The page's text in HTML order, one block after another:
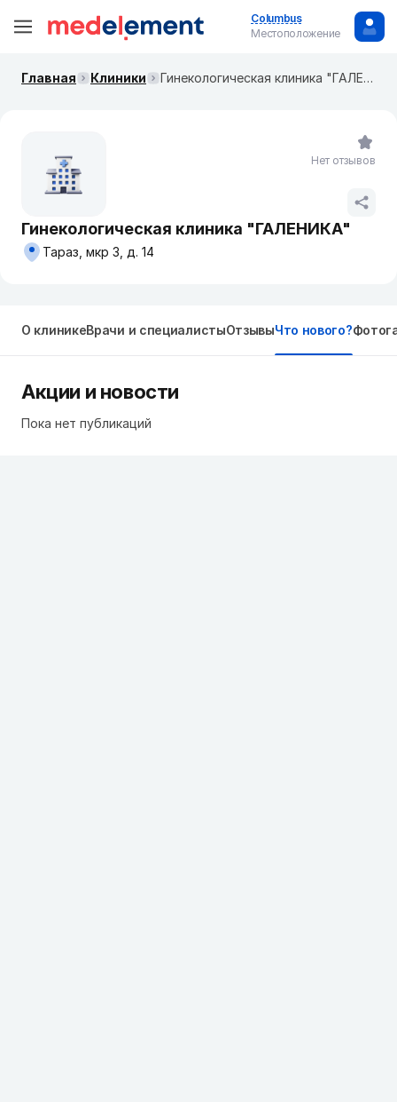
Columbus
Местоположение
Главная Клиники Гинекологическая клиника "ГАЛЕНИКА"
Гинекологическая клиника "ГАЛЕНИКА"
Тараз, мкр 3, д. 14
Нет отзывов
О клиникеВрачи и специалистыОтзывыЧто нового?
Акции и новости
Пока нет публикаций